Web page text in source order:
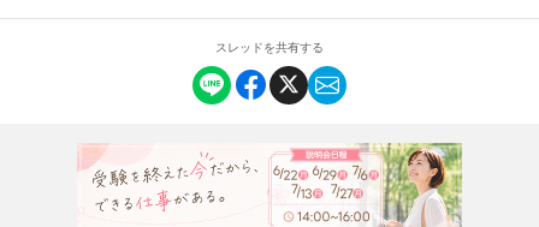
スレッドを共有する